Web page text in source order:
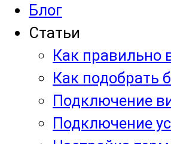
Блог
Статьи
Как правильно
Как подобрать
Подключение
Подключение